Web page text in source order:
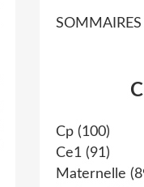
Cp (100)
Ce1 (91)
Maternelle